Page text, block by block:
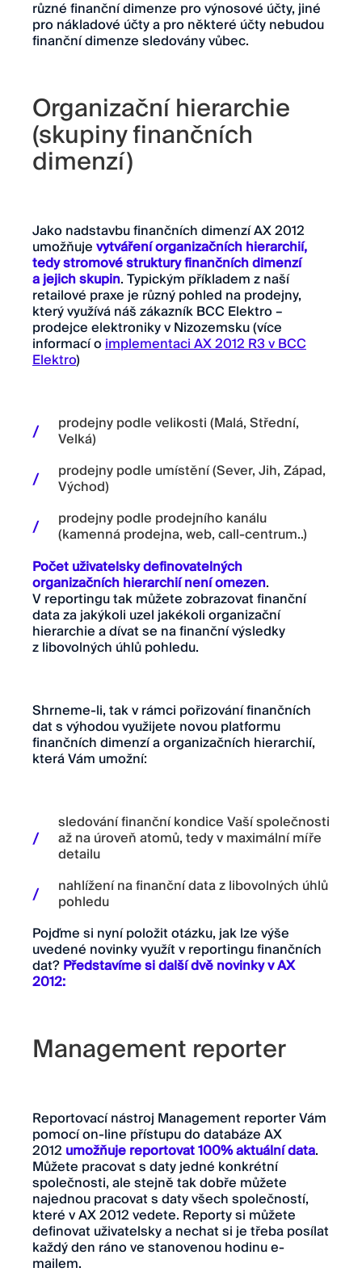
různé finanční dimenze pro výnosové účty, jiné
pro nákladové účty a pro některé účty nebudou
finanční dimenze sledovány vůbec.
Organizační hierarchie
(skupiny finančních
dimenzí)
Jako nadstavbu finančních dimenzí AX 2012
umožňujevytváření organizačních hierarchií,
tedy stromové struktury finančních dimenzí
a jejich skupin. Typickým příkladem z naší
retailové praxe je různý pohled na prodejny,
který využívá náš zákazník BCC Elektro –
prodejce elektroniky v Nizozemsku (více
informací oimplementaci AX 2012 R3 v BCC
Elektro)
prodejny podle velikosti (Malá, Střední,
Velká)
prodejny podle umístění (Sever, Jih, Západ,
Východ)
prodejny podle prodejního kanálu
(kamenná prodejna, web, call-centrum..)
Počet uživatelsky definovatelných
organizačních hierarchií není omezen.
V reportingu tak můžete zobrazovat finanční
data za jakýkoli uzel jakékoli organizační
hierarchie a dívat se na finanční výsledky
z libovolných úhlů pohledu.
Shrneme-li, tak v rámci pořizování finančních
dat s výhodou využijete novou platformu
finančních dimenzí a organizačních hierarchií,
která Vám umožní:
sledování finanční kondice Vaší společnosti
až na úroveň atomů, tedy v maximální míře
detailu
nahlížení na finanční data z libovolných úhlů
pohledu
Pojďme si nyní položit otázku, jak lze výše
uvedené novinky využít v reportingu finančních
dat?Představíme si další dvě novinky v AX
2012:
Management reporter
Reportovací nástroj Management reporter Vám
pomocí on-line přístupu do databáze AX
2012 umožňuje reportovat 100% aktuální data.
Můžete pracovat s daty jedné konkrétní
společnosti, ale stejně tak dobře můžete
najednou pracovat s daty všech společností,
které v AX 2012 vedete. Reporty si můžete
definovat uživatelsky a nechat si je třeba posílat
každý den ráno ve stanovenou hodinu e-
mailem.